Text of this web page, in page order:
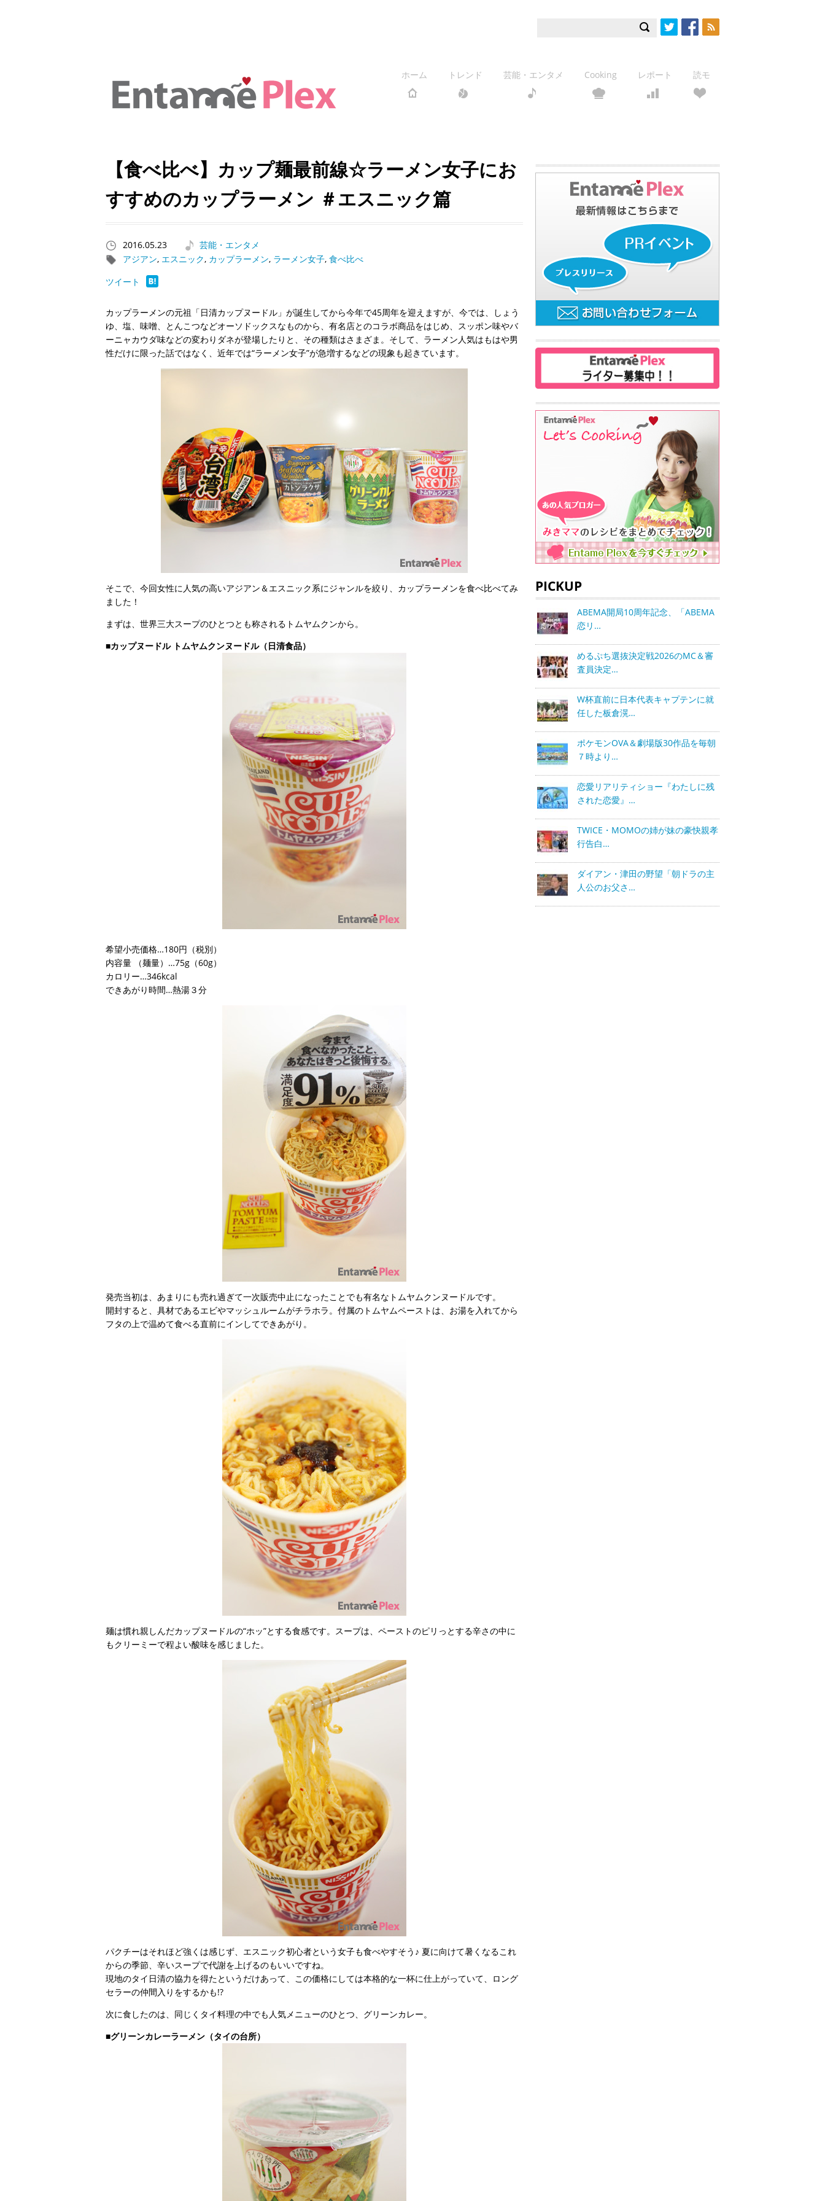
ホーム トレンド 芸能・エンタメ Cooking レポート 読モ
【食べ比べ】カップ麺最前線☆ラーメン女子にお
すすめのカップラーメン ＃エスニック篇
2016.05.23
芸能・エンタメ
アジアン, エスニック, カップラーメン, ラーメン女子, 食べ比べ
ツイート
カップラーメンの元祖「日清カップヌードル」が誕生してから今年で45周年を迎えますが、今では、しょう
ゆ、塩、味噌、とんこつなどオーソドックスなものから、有名店とのコラボ商品をはじめ、スッポン味やバ
ーニャカウダ味などの変わりダネが登場したりと、その種類はさまざま。そして、ラーメン人気はもはや男
性だけに限った話ではなく、近年では“ラーメン女子”が急増するなどの現象も起きています。
そこで、今回女性に人気の高いアジアン＆エスニック系にジャンルを絞り、カップラーメンを食べ比べてみ
ました！
まずは、世界三大スープのひとつとも称されるトムヤムクンから。
■カップヌードル トムヤムクンヌードル（日清食品）
希望小売価格…180円（税別）
内容量 （麺量）…75g（60g）
カロリー…346kcal
できあがり時間…熱湯３分
発売当初は、あまりにも売れ過ぎて一次販売中止になったことでも有名なトムヤムクンヌードルです。
開封すると、具材であるエビやマッシュルームがチラホラ。付属のトムヤムペーストは、お湯を入れてから
フタの上で温めて食べる直前にインしてできあがり。
麺は慣れ親しんだカップヌードルの“ホッ”とする食感です。スープは、ペーストのピリっとする辛さの中に
もクリーミーで程よい酸味を感じました。
パクチーはそれほど強くは感じず、エスニック初心者という女子も食べやすそう♪ 夏に向けて暑くなるこれ
からの季節、辛いスープで代謝を上げるのもいいですね。
現地のタイ日清の協力を得たというだけあって、この価格にしては本格的な一杯に仕上がっていて、ロング
セラーの仲間入りをするかも!?
次に食したのは、同じくタイ料理の中でも人気メニューのひとつ、グリーンカレー。
■グリーンカレーラーメン（タイの台所）
PICKUP
ABEMA開局10周年記念、「ABEMA
恋リ…
めるぷち選抜決定戦2026のMC＆審
査員決定…
W杯直前に日本代表キャプテンに就
任した板倉滉…
ポケモンOVA＆劇場版30作品を毎朝
７時より…
恋愛リアリティショー『わたしに残
された恋愛』…
TWICE・MOMOの姉が妹の豪快親孝
行告白…
ダイアン・津田の野望「朝ドラの主
人公のお父さ…